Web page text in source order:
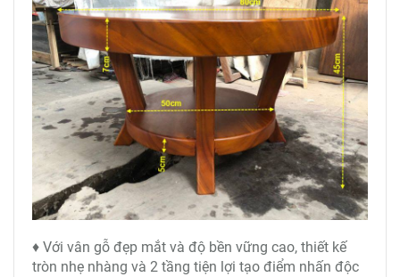
♦ Với vân gỗ đẹp mắt và độ bền vững cao, thiết kế
tròn nhẹ nhàng và 2 tầng tiện lợi tạo điểm nhấn độc